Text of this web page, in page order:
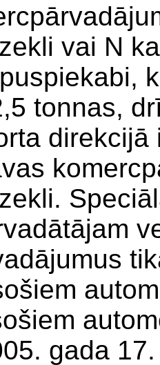
vai N
tonnas,
gada